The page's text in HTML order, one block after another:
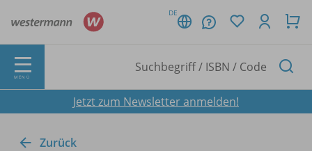
DE
MENÜ
Jetzt zum Newsletter anmelden!
Zurück